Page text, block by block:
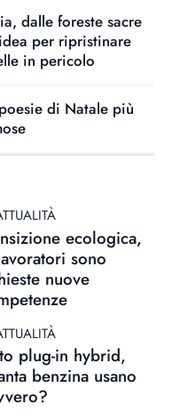
dalle foreste sacre
per ripristinare
in pericolo
di Natale più
ecologica,
sono
nuove
plug-in hybrid,
benzina usano